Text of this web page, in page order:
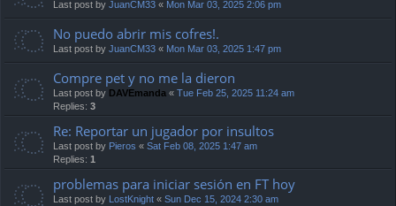
Last post by JuanCM33 « Mon Mar 03, 2025 2:06 pm
No puedo abrir mis cofres!.
Last post by JuanCM33 « Mon Mar 03, 2025 1:47 pm
Compre pet y no me la dieron
Last post by DAVEmanda « Tue Feb 25, 2025 11:24 am
Replies: 3
Re: Reportar un jugador por insultos
Last post by Pieros « Sat Feb 08, 2025 1:47 am
Replies: 1
problemas para iniciar sesión en FT hoy
Last post by LostKnight « Sun Dec 15, 2024 2:30 am